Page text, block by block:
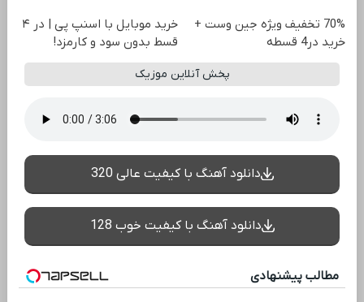
70% تخفیف ویژه جین وست +
خرید در4 قسطه
خرید موبایل با اسنپ پی | در ۴
قسط بدون سود و کارمزد!
پخش آنلاین موزیک
دانلود آهنگ با کیفیت عالی 320
دانلود آهنگ با کیفیت خوب 128
مطالب پیشنهادی